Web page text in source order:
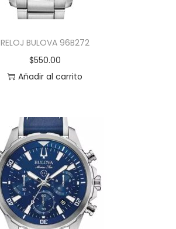
RELOJ BULOVA 96B272
$550.00
Añadir al carrito